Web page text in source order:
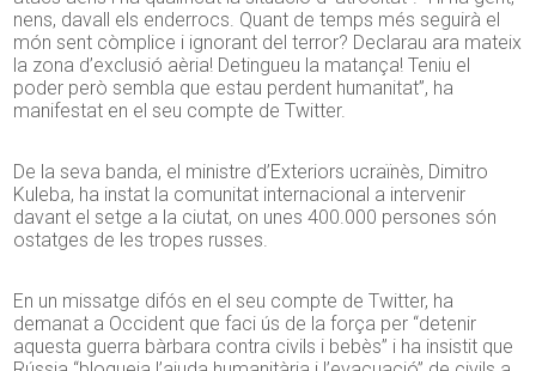
nens, davall els enderrocs. Quant de temps més seguirà el
món sent còmplice i ignorant del terror? Declarau ara mateix
la zona d’exclusió aèria! Detingueu la matança! Teniu el
poder però sembla que estau perdent humanitat”, ha
manifestat en el seu compte de Twitter.
De la seva banda, el ministre d’Exteriors ucraïnès, Dimitro
Kuleba, ha instat la comunitat internacional a intervenir
davant el setge a la ciutat, on unes 400.000 persones són
ostatges de les tropes russes.
En un missatge difós en el seu compte de Twitter, ha
demanat a Occident que faci ús de la força per “detenir
aquesta guerra bàrbara contra civils i bebès” i ha insistit que